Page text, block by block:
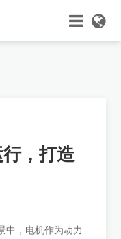
，打造
中，电机作为动力